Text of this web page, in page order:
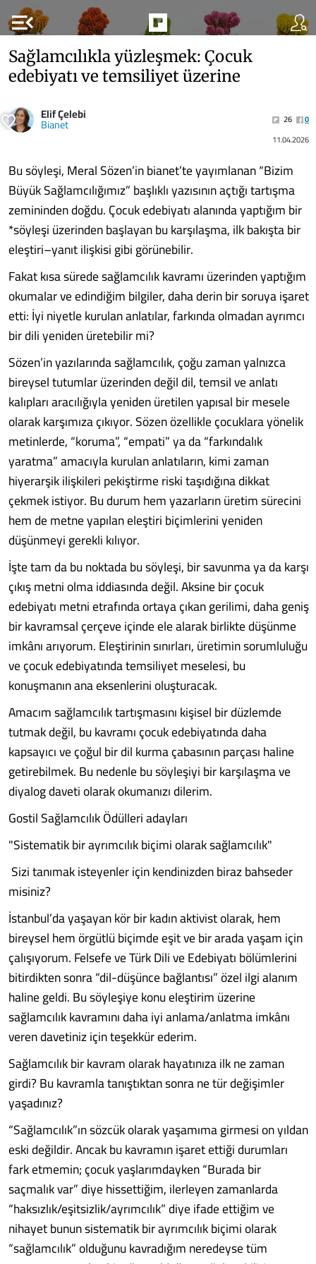
menu_open
Sağlamcılıkla yüzleşmek: Çocuk
edebiyatı ve temsiliyet üzerine
Elif Çelebi
Bianet 26
0
11.04.2026
Bu söyleşi, Meral Sözen’in bianet’te yayımlanan “Bizim
Büyük Sağlamcılığımız” başlıklı yazısının açtığı tartışma
zemininden doğdu. Çocuk edebiyatı alanında yaptığım bir
*söyleşi üzerinden başlayan bu karşılaşma, ilk bakışta bir
eleştiri–yanıt ilişkisi gibi görünebilir.
Fakat kısa sürede sağlamcılık kavramı üzerinden yaptığım
okumalar ve edindiğim bilgiler, daha derin bir soruya işaret
etti: İyi niyetle kurulan anlatılar, farkında olmadan ayrımcı
bir dili yeniden üretebilir mi?
Sözen’in yazılarında sağlamcılık, çoğu zaman yalnızca
bireysel tutumlar üzerinden değil dil, temsil ve anlatı
kalıpları aracılığıyla yeniden üretilen yapısal bir mesele
olarak karşımıza çıkıyor. Sözen özellikle çocuklara yönelik
metinlerde, “koruma”, “empati” ya da “farkındalık
yaratma” amacıyla kurulan anlatıların, kimi zaman
hiyerarşik ilişkileri pekiştirme riski taşıdığına dikkat
çekmek istiyor. Bu durum hem yazarların üretim sürecini
hem de metne yapılan eleştiri biçimlerini yeniden
düşünmeyi gerekli kılıyor.
İşte tam da bu noktada bu söyleşi, bir savunma ya da karşı
çıkış metni olma iddiasında değil. Aksine bir çocuk
edebiyatı metni etrafında ortaya çıkan gerilimi, daha geniş
bir kavramsal çerçeve içinde ele alarak birlikte düşünme
imkânı arıyorum. Eleştirinin sınırları, üretimin sorumluluğu
ve çocuk edebiyatında temsiliyet meselesi, bu
konuşmanın ana eksenlerini oluşturacak.
Amacım sağlamcılık tartışmasını kişisel bir düzlemde
tutmak değil, bu kavramı çocuk edebiyatında daha
kapsayıcı ve çoğul bir dil kurma çabasının parçası haline
getirebilmek. Bu nedenle bu söyleşiyi bir karşılaşma ve
diyalog daveti olarak okumanızı dilerim.
Gostil Sağlamcılık Ödülleri adayları
"Sistematik bir ayrımcılık biçimi olarak sağlamcılık"
Sizi tanımak isteyenler için kendinizden biraz bahseder
misiniz?
İstanbul’da yaşayan kör bir kadın aktivist olarak, hem
bireysel hem örgütlü biçimde eşit ve bir arada yaşam için
çalışıyorum. Felsefe ve Türk Dili ve Edebiyatı bölümlerini
bitirdikten sonra “dil-düşünce bağlantısı” özel ilgi alanım
haline geldi. Bu söyleşiye konu eleştirim üzerine
sağlamcılık kavramını daha iyi anlama/anlatma imkânı
veren davetiniz için teşekkür ederim.
Sağlamcılık bir kavram olarak hayatınıza ilk ne zaman
girdi? Bu kavramla tanıştıktan sonra ne tür değişimler
yaşadınız?
“Sağlamcılık”ın sözcük olarak yaşamıma girmesi on yıldan
eski değildir. Ancak bu kavramın işaret ettiği durumları
fark etmemin; çocuk yaşlarımdayken “Burada bir
saçmalık var” diye hissettiğim, ilerleyen zamanlarda
“haksızlık/eşitsizlik/ayrımcılık” diye ifade ettiğim ve
nihayet bunun sistematik bir ayrımcılık biçimi olarak
“sağlamcılık” olduğunu kavradığım neredeyse tüm